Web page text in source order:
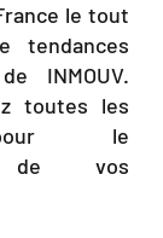
le tout
tendances
INMOUV.
toutes les
le
de vos